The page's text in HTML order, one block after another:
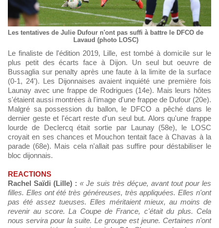
Les tentatives de Julie Dufour n'ont pas suffi à battre le DFCO de
Lavaud (photo LOSC)
Le finaliste de l'édition 2019, Lille, est tombé à domicile sur le
plus petit des écarts face à Dijon. Un seul but oeuvre de
Bussaglia sur penalty après une faute à la limite de la surface
(0-1, 24'). Les Dijonnaises avaient inquiété une première fois
Launay avec une frappe de Rodrigues (14e). Mais leurs hôtes
s'étaient aussi montrées à l'image d'une frappe de Dufour (20e).
Malgré sa possession du ballon, le DFCO a pêché dans le
dernier geste et l'écart reste d'un seul but. Alors qu'une frappe
lourde de Declercq était sortie par Launay (58e), le LOSC
croyait en ses chances et Mouchon tentait face à Chavas à la
parade (68e). Mais cela n'allait pas suffire pour déstabiliser le
bloc dijonnais.
REACTIONS
Rachel Saïdi (Lille) :« Je suis très déçue, avant tout pour les
filles. Elles ont été très généreuses, très appliquées. Elles n'ont
pas été assez tueuses. Elles méritaient mieux, au moins de
revenir au score. La Coupe de France, c'était du plus. Cela
nous servira pour la suite. Le groupe est jeune. Certaines n'ont